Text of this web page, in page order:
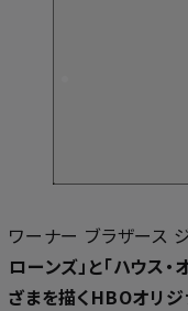
ワーナー ブラザース
ローンズ」と「ハウス
ざまを描くHBOオリジ